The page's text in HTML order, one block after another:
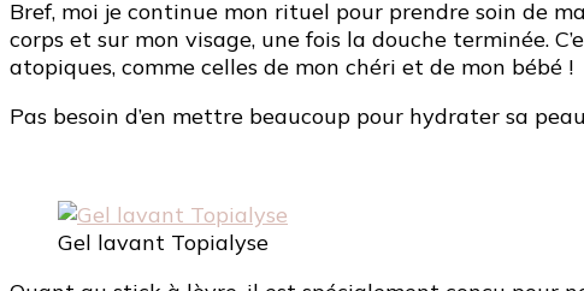
Bref, moi je continue mon rituel pour prendre soin de
corps et sur mon visage, une fois la douche terminée.
atopiques, comme celles de mon chéri et de mon bébé !
Pas besoin d’en mettre beaucoup pour hydrater sa
Gel lavant Topialyse